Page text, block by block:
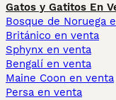
Gatos y Gatitos En
Bosque de Noruega
Británico en venta
Sphynx en venta
Bengalí en venta
Maine Coon en venta
Persa en venta